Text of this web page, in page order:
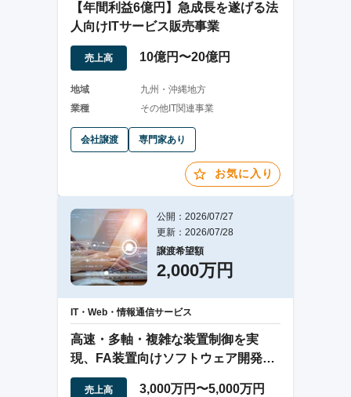
【年間利益6億円】急成長を遂げる法
人向けITサービス販売事業
売上高 10億円〜20億円
地域
九州・沖縄地方
業種
その他IT関連事業
会社譲渡 専門家あり
お気に入り
公開：2026/07/27
更新：2026/07/28
譲渡希望額
2,000万円
IT・Web・情報通信サービス
高速・多軸・複雑な装置制御を実
現、FA装置向けソフトウェア開発の
専門企業
売上高 3,000万円〜5,000万円